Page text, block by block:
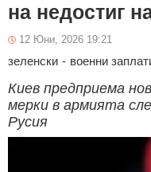
на недостиг
12 Юни, 2026 19:21
зеленски - военни
Киев предприема
мерки в армията
Русия